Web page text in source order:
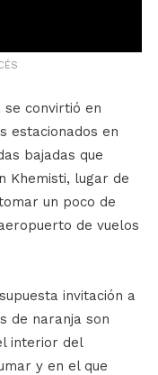
se convirtió en
estacionados en
bajadas que
Khemisti, lugar de
un poco de
de vuelos
invitación a
de naranja son
interior del
y en el que